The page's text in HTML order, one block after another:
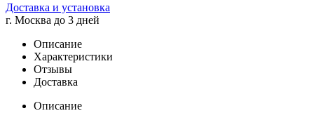
Доставка и установка
г. Москва до 3 дней
Описание
Характеристики
Отзывы
Доставка
Описание